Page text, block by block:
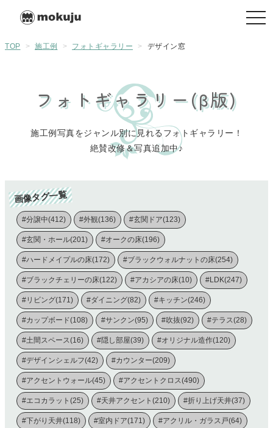
TOP > 施工例 > フォトギャラリー > デザイン窓
フォトギャラリー(β版)
施工例写真をジャンル別に見れるフォトギャラリー！
絶賛改修＆写真追加中♪
画像タグ一覧
#分譲中(412) #外観(136) #玄関ドア(123)
#玄関・ホール(201) #オークの床(196)
#ハードメイプルの床(172) #ブラックウォルナットの床(254)
#ブラックチェリーの床(122) #アカシアの床(10) #LDK(247)
#リビング(171) #ダイニング(82) #キッチン(246)
#カップボード(108) #サンクン(95) #吹抜(92) #テラス(28)
#土間スペース(16) #隠し部屋(39) #オリジナル造作(120)
#デザインシェルフ(42) #カウンター(209)
#アクセントウォール(45) #アクセントクロス(490)
#エコカラット(25) #天井アクセント(210) #折り上げ天井(37)
#下がり天井(118) #室内ドア(171) #アクリル・ガラス戸(64)